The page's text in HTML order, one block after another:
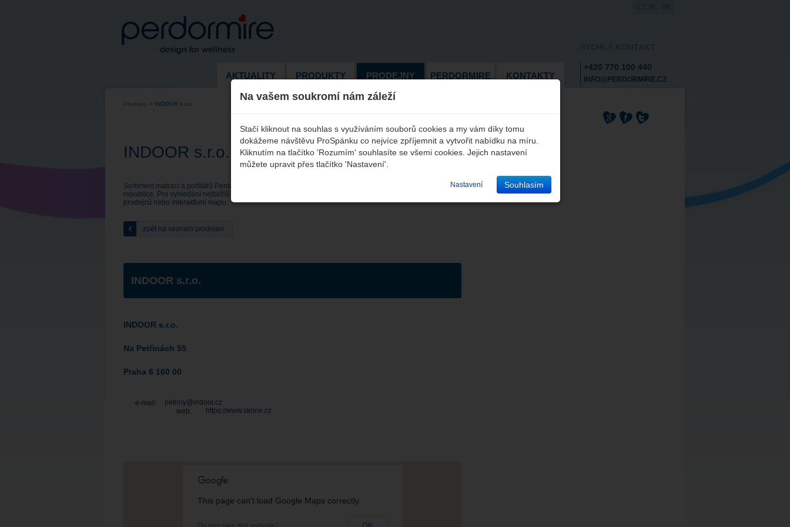
Na vašem soukromí nám záleží
Stačí kliknout na souhlas s využíváním souborů cookies a my vám díky tomu
dokážeme návštěvu ProSpánku co nejvíce zpříjemnit a vytvořit nabídku na míru.
Kliknutím na tlačítko 'Rozumím' souhlasíte se všemi cookies. Jejich nastavení
můžete upravit přes tlačítko 'Nastavení'.
Nastavení Souhlasím
+420 770 100 440
INFO@PERDORMIRE.CZ
AKTUALITY PRODUKTY PRODEJNY PERDORMIRE KONTAKTY
Prodejny > INDOOR s.r.o.
INDOOR s.r.o.
Sortiment matrací a polštářů Perdormire je možné zakoupit na více než 200 místech po celé České
republice. Pro vyhledání nejbližší prodejny s výrobky Perdormire můžete použít kompletní
prodejců nebo interaktivní mapu.
zpět na seznam prodejen
INDOOR s.r.o.
INDOOR s.r.o.
Na Petřinách 55
Praha 6 160 00
e-mail:
petriny@indoor.cz
web:
https://www.skrine.cz
This page can't load Google Maps correctly.